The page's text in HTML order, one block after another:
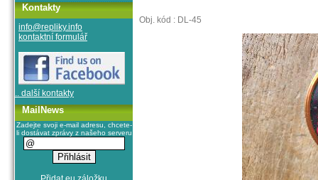
Obj. kód : DL-45
Kontakty
info@repliky.info
kontaktní formulář
.. další kontakty
MailNews
Zadejte svoji e-mail adresu, chcete-
li dostávat zprávy z našeho serveru